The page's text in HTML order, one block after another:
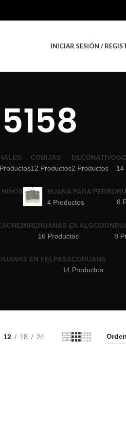
INICIAR SESIÓN /
COBIJAS
12 Productos
DECORATIVO
2 Productos
14
RUANA PARA PERRO
4 Productos
8
RUANAS EN ALGODON
16 Productos
8
EN FELPASACORUANA
14 Productos
12 18 24